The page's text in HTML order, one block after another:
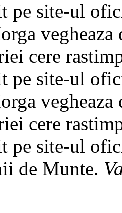
pe site-ul
cere
pe site-ul
cere
pe site-ul
de Munte.